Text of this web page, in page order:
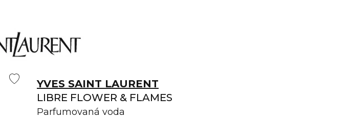
YVES SAINT LAURENT
LIBRE FLOWER & FLAMES
Parfumovaná voda